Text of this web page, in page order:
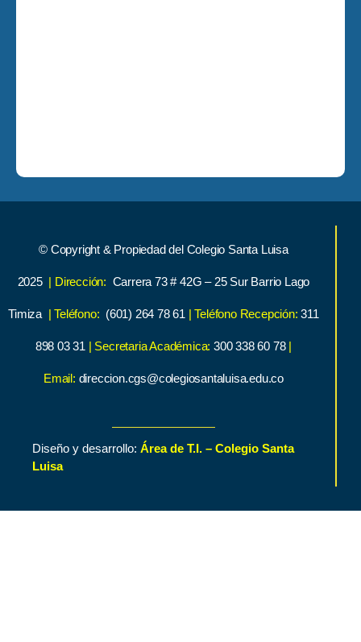
© Copyright & Propiedad del Colegio Santa Luisa
2025 | Dirección: Carrera 73 # 42G – 25 Sur Barrio Lago
Timiza | Teléfono: (601) 264 78 61 | Teléfono Recepción: 311
898 03 31 | Secretaria Académica:300 338 60 78 |
Email: direccion.cgs@colegiosantaluisa.edu.co
Diseño y desarrollo: Área de T.I. – Colegio Santa
Luisa